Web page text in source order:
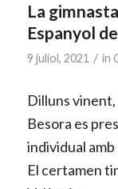
La
Espanyol
9 juliol, 2021 / in
Dilluns
Besora es
individual
El certamen